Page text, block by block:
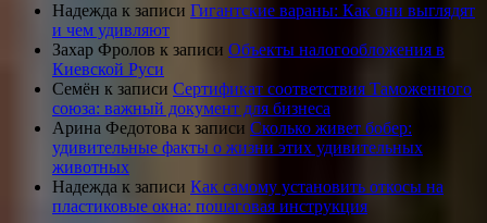
Надежда к записи Гигантские вараны: Как они выглядят
и чем удивляют
Захар Фролов к записи Объекты налогообложения в
Киевской Руси
Семён к записи Сертификат соответствия Таможенного
союза: важный документ для бизнеса
Арина Федотова к записи Сколько живет бобер:
удивительные факты о жизни этих удивительных
животных
Надежда к записи Как самому установить откосы на
пластиковые окна: пошаговая инструкция